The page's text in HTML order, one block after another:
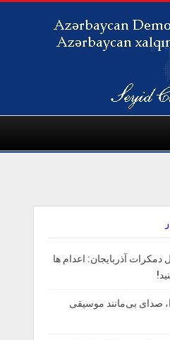
آذربایجان: اعدام ها
صدای بی‌مانند موسیقی